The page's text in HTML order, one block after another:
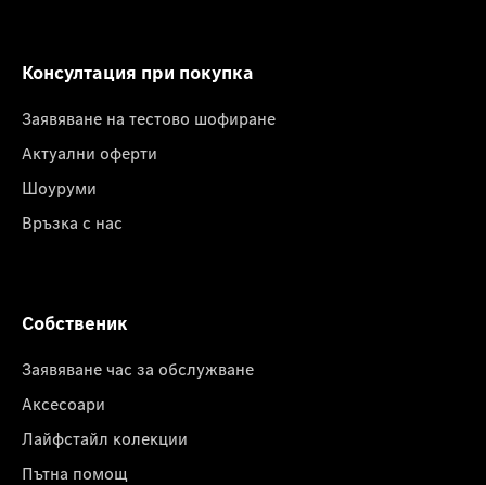
Консултация при покупка
Заявяване на тестово шофиране
Актуални оферти
Шоуруми
Връзка с нас
Собственик
Заявяване час за обслужване
Аксесоари
Лайфстайл колекции
Пътна помощ